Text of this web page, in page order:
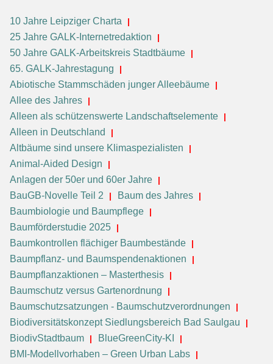
10 Jahre Leipziger Charta
25 Jahre GALK-Internetredaktion
50 Jahre GALK-Arbeitskreis Stadtbäume
65. GALK-Jahrestagung
Abiotische Stammschäden junger Alleebäume
Allee des Jahres
Alleen als schützenswerte Landschaftselemente
Alleen in Deutschland
Altbäume sind unsere Klimaspezialisten
Animal-Aided Design
Anlagen der 50er und 60er Jahre
BauGB-Novelle Teil 2
Baum des Jahres
Baumbiologie und Baumpflege
Baumförderstudie 2025
Baumkontrollen flächiger Baumbestände
Baumpflanz- und Baumspendenaktionen
Baumpflanzaktionen – Masterthesis
Baumschutz versus Gartenordnung
Baumschutzsatzungen - Baumschutzverordnungen
Biodiversitätskonzept Siedlungsbereich Bad Saulgau
BiodivStadtbaum
BlueGreenCity-KI
BMI-Modellvorhaben – Green Urban Labs